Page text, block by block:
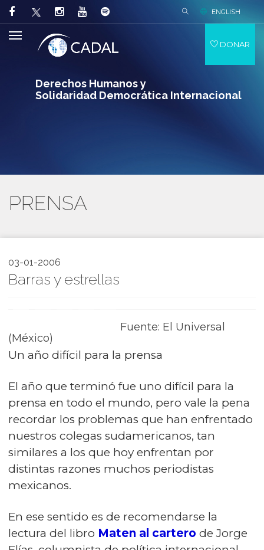
Derechos Humanos y
Solidaridad Democrática Internacional
ENGLISH
DONAR
PRENSA
03-01-2006
Barras y estrellas
Fuente: El Universal
(México)
Un año difícil para la prensa
El año que terminó fue uno difícil para la
prensa en todo el mundo, pero vale la pena
recordar los problemas que han enfrentado
nuestros colegas sudamericanos, tan
similares a los que hoy enfrentan por
distintas razones muchos periodistas
mexicanos.
En ese sentido es de recomendarse la
lectura del libro Maten al cartero de Jorge